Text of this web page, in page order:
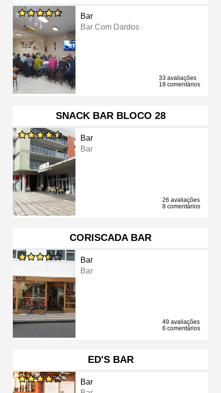
Bar
Bar Com Dardos
33 avaliações
18 comentários
SNACK BAR BLOCO 28
Bar
Bar
26 avaliações
8 comentários
CORISCADA BAR
Bar
Bar
49 avaliações
6 comentários
ED'S BAR
Bar